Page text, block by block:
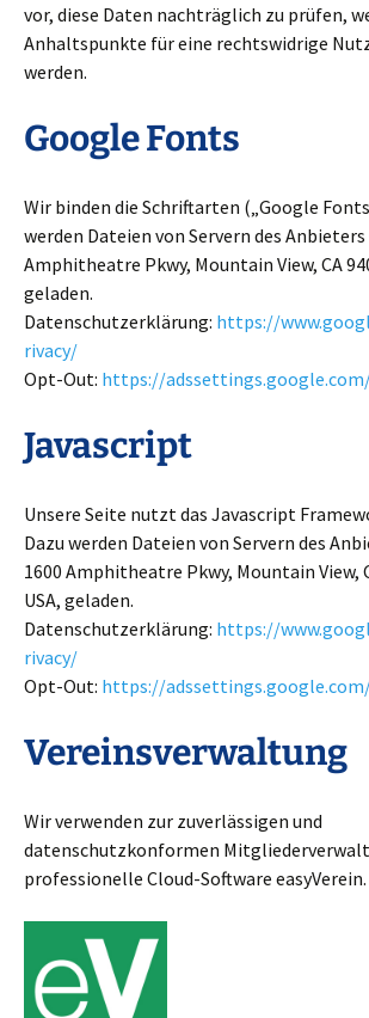
vor, diese Daten nachträglich zu prüfen,
Anhaltspunkte für eine rechtswidrige
werden.
Google Fonts
Wir binden die Schriftarten („Google
werden Dateien von Servern des Anbieters
Amphitheatre Pkwy, Mountain View, CA
geladen.
Datenschutzerklärung: https://
rivacy/
Opt-Out: https://
Javascript
Unsere Seite nutzt das Javascript
Dazu werden Dateien von Servern des
1600 Amphitheatre Pkwy, Mountain View,
USA, geladen.
Datenschutzerklärung: https://
rivacy/
Opt-Out: https://
Vereinsverwaltung
Wir verwenden zur zuverlässigen und
datenschutzkonformen
professionelle Cloud-Software easyVerein.